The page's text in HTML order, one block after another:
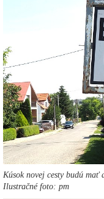
Kúsok novej cesty budú mať
Ilustračné foto: pm